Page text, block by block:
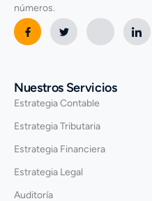
números.
Nuestros Servicios
Estrategia Contable
Estrategia Tributaria
Estrategia Financiera
Estrategia Legal
Auditoría